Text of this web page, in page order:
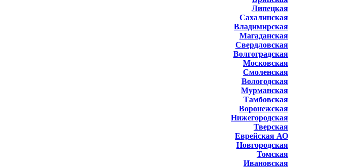
Липецкая
Сахалинская
Владимирская
Магаданская
Свердловская
Волгоградская
Московская
Смоленская
Вологодская
Мурманская
Тамбовская
Воронежская
Нижегородская
Тверская
Еврейская АО
Новгородская
Томская
Ивановская